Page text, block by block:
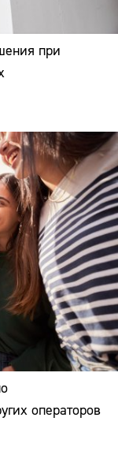
при
операторов